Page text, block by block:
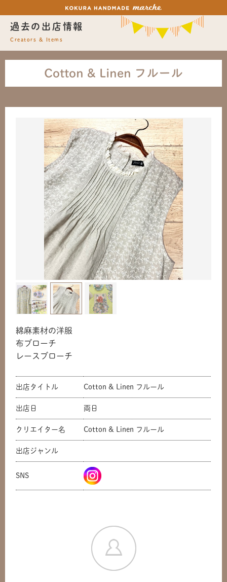
過去の出店情報
Creators & Items
Cotton & Linen フルール
綿麻素材の洋服
布ブローチ
レースブローチ
出店タイトル Cotton & Linen フルール
出店日 両日
クリエイター名 Cotton & Linen フルール
出店ジャンル
SNS